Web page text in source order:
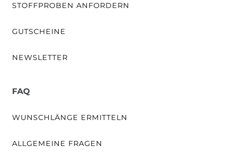
STOFFPROBEN ANFORDERN
GUTSCHEINE
NEWSLETTER
FAQ
WUNSCHLÄNGE ERMITTELN
ALLGEMEINE FRAGEN